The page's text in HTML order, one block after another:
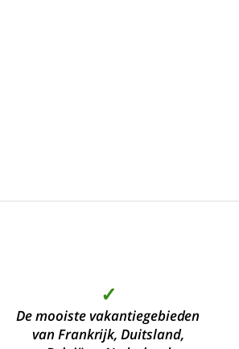
✓
De mooiste vakantiegebieden
van Frankrijk, Duitsland,